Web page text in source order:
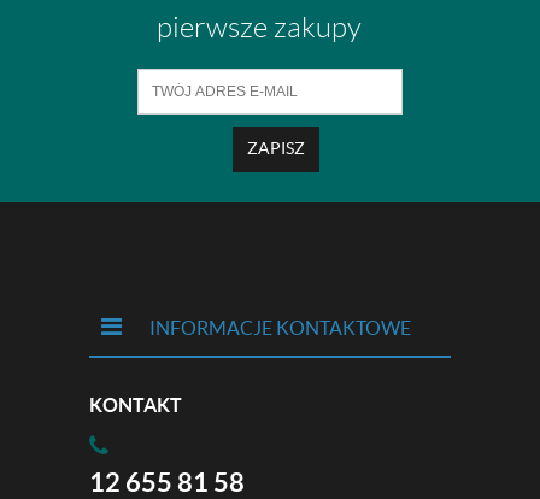
pierwsze zakupy
ZAPISZ
INFORMACJE KONTAKTOWE
KONTAKT
12 655 81 58